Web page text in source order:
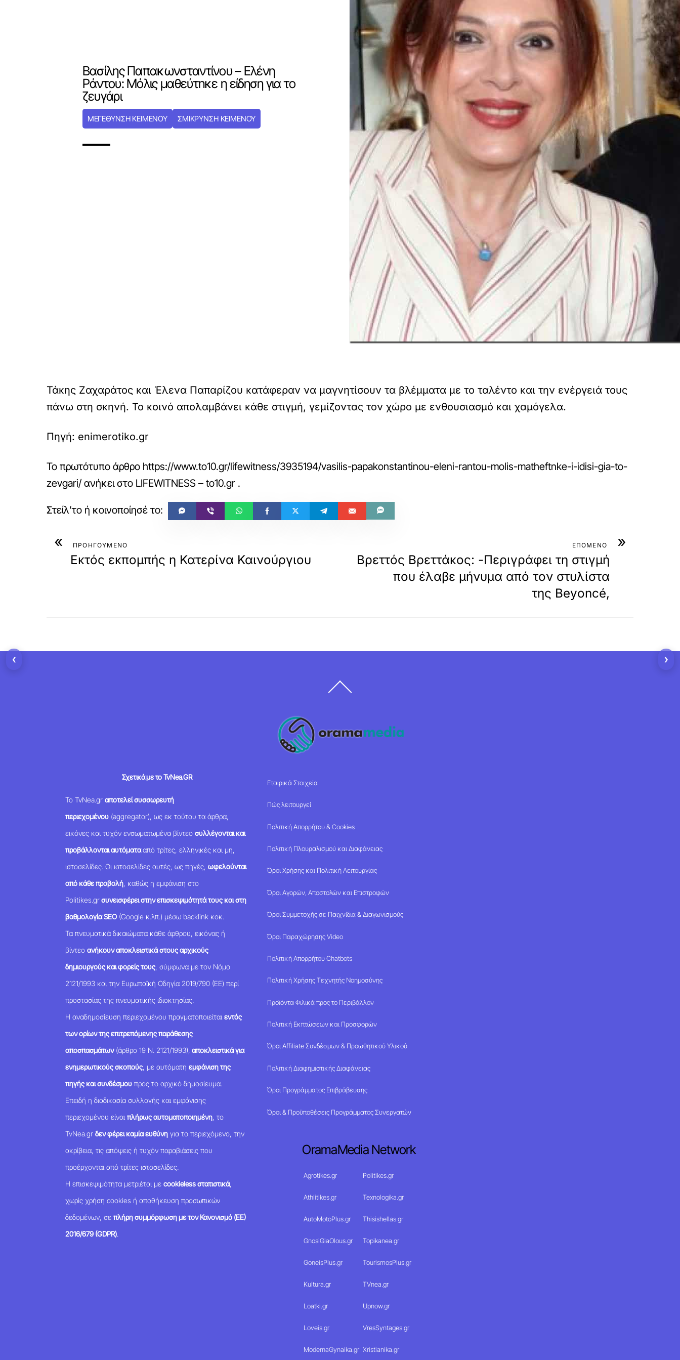
Βασίλης Παπακωνσταντίνου – Ελένη
Ράντου: Μόλις μαθεύτnκε η είδηση για το
ζευγάρι
ΜΕΓΕΘΥΝΣΗ ΚΕΙΜΕΝΟΥ ΣΜΙΚΡΥΝΣΗ ΚΕΙΜΕΝΟΥ
Τάκης Ζαχαράτος και Έλενα Παπαρίζου κατάφεραν να μαγνητίσουν τα βλέμματα με το ταλέντο και την ενέργειά τους
πάνω στη σκηνή. Το κοινό απολαμβάνει κάθε στιγμή, γεμίζοντας τον χώρο με ενθουσιασμό και χαμόγελα.
Πηγή: enimerotiko.gr
Το πρωτότυπο άρθρο https://www.to10.gr/lifewitness/3935194/vasilis-papakonstantinou-eleni-rantou-molis-matheftnke-i-idisi-gia-to-
zevgari/ ανήκει στο LIFEWITNESS – to10.gr .
« ΠΡΟΗΓΟΥΜΕΝΟ
Εκτός εκπομπής η Κατερίνα Καινούργιου
»
ΕΠΟΜΕΝΟ
Βρεττός Βρεττάκος: -Περιγράφει τη στιγμή
που έλαβε μήνυμα από τον στυλίστα
της Beyoncé,
To
Σχετικά με το TvNea.GR
Το TvNea.grαποτελεί συσσωρευτή
περιεχομένου (aggregator), ως εκ τούτου τα άρθρα,
εικόνες και τυχόν ενσωματωμένα βίντεοσυλλέγονται και
προβάλλονται αυτόματααπό τρίτες, ελληνικές και μη,
ιστοσελίδες. Οι ιστοσελίδες αυτές, ως πηγές,ωφελούνται
από κάθε προβολή , καθώς η εμφάνιση στο
Politikes.grσυνεισφέρει στην επισκεψιμότητά τους και στη
βαθμολογία SEO (Google κ.λπ.) μέσω backlink κοκ.
Τα πνευματικά δικαιώματα κάθε άρθρου, εικόνας ή
βίντεοανήκουν αποκλειστικά στους αρχικούς
δημιουργούς και φορείς τους , σύμφωνα με τον Νόμο
2121/1993 και την Ευρωπαϊκή Οδηγία 2019/790 (ΕΕ) περί
προστασίας της πνευματικής ιδιοκτησίας.
Η αναδημοσίευση περιεχομένου πραγματοποιείταιεντός
των ορίων της επιτρεπόμενης παράθεσης
αποσπασμάτων(άρθρο 19 Ν. 2121/1993), αποκλειστικά για
ενημερωτικούς σκοπούς , με αυτόματηεμφάνιση της
πηγής και συνδέσμου προς το αρχικό δημοσίευμα.
Επειδή η διαδικασία συλλογής και εμφάνισης
περιεχομένου είναιπλήρως αυτοματοποιημένη , το
TvNea.grδεν φέρει καμία ευθύνη για το περιεχόμενο, την
ακρίβεια, τις απόψεις ή τυχόν παραβιάσεις που
προέρχονται από τρίτες ιστοσελίδες.
Η επισκεψιμότητα μετριέται μεcookieless στατιστικά,
χωρίς χρήση cookies ή αποθήκευση προσωπικών
δεδομένων, σεπλήρη συμμόρφωση με τον Κανονισμό (ΕΕ)
2016/679 (GDPR).
Εταιρικά Στοιχεία
Πώς λειτουργεί
Πολιτική Απορρήτου & Cookies
Πολιτική Πλουραλισμού και Διαφάνειας
Όροι Χρήσης και Πολιτική Λειτουργίας
Όροι Αγορών, Αποστολών και Επιστροφών
Όροι Συμμετοχής σε Παιχνίδια & Διαγωνισμούς
Όροι Παραχώρησης Video
Πολιτική Απορρήτου Chatbots
Πολιτική Χρήσης Τεχνητής Νοημοσύνης
Προϊόντα Φιλικά προς το Περιβάλλον
Πολιτική Εκπτώσεων και Προσφορών
Όροι Affiliate Συνδέσμων & Προωθητικού Υλικού
Πολιτική Διαφημιστικής Διαφάνειας
Όροι Προγράμματος Επιβράβευσης
Όροι & Προϋποθέσεις Προγράμματος Συνεργατών
OramaMedia Network
Agrotikes.gr Politikes.gr
Athlitikes.gr Texnologika.gr
AutoMotoPlus.gr Thisishellas.gr
GnosiGiaOlous.gr Topikanea.gr
GoneisPlus.gr TourismosPlus.gr
Kultura.gr TVnea.gr
Loatki.gr Upnow.gr
Loveis.gr VresSyntages.gr
ModernaGynaika.gr Xristianika.gr
‹ ›